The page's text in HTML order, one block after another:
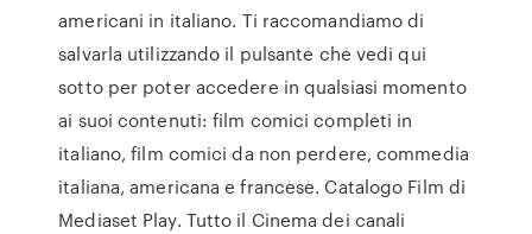
americani in italiano. Ti raccomandiamo di
salvarla utilizzando il pulsante che vedi qui
sotto per poter accedere in qualsiasi momento
ai suoi contenuti: film comici completi in
italiano, film comici da non perdere, commedia
italiana, americana e francese. Catalogo Film di
Mediaset Play. Tutto il Cinema dei canali